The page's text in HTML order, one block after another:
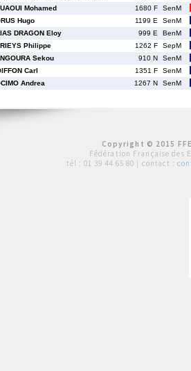
Mohamed 1680 F
SenM
Hugo 1199 E
SenM
DRAGON Eloy 999 E
BenM
Philippe 1262 F
SepM
Sekou 910 N
SenM
Carl 1351 F
SenM
Andrea 1267 N SenM
Copyright © 2015
Fédération Française des
tél : 01 39 44 65 80 | contact :